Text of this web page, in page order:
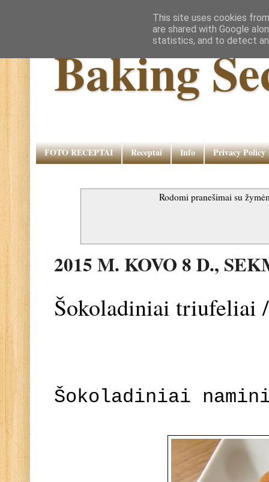
Baking
FOTO RECEPTAI Receptai Info Privacy Policy
Rodomi pranešimai su
2015 M. KOVO 8 D.,
Šokoladiniai triufeliai
Šokoladiniai
This site uses cookies
are shared with Google
statistics, and to detect